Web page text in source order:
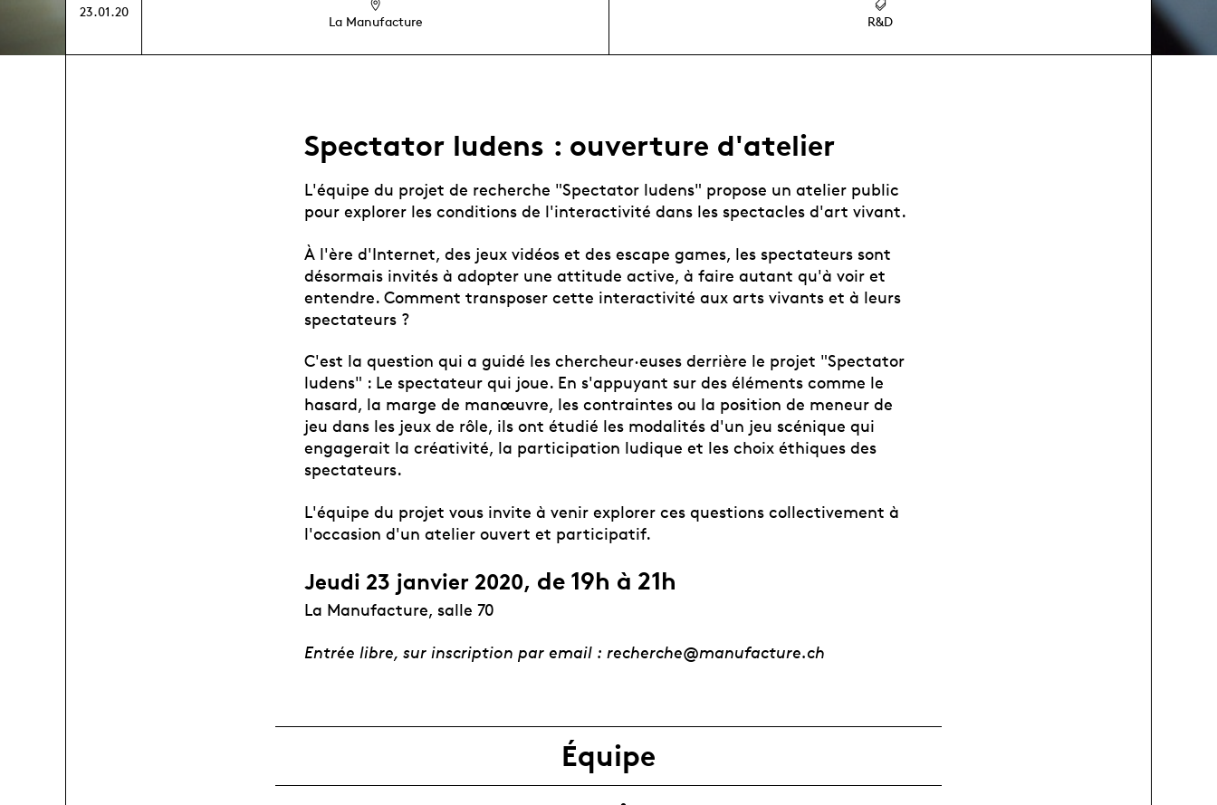
23.01.20
La Manufacture R&D
Spectator ludens : ouverture d'atelier
L'équipe du projet de recherche "Spectator ludens" propose un atelier public
pour explorer les conditions de l'interactivité dans les spectacles d'art vivant.
À l'ère d'Internet, des jeux vidéos et des escape games, les spectateurs sont
désormais invités à adopter une attitude active, à faire autant qu'à voir et
entendre. Comment transposer cette interactivité aux arts vivants et à leurs
spectateurs ?
C'est la question qui a guidé les chercheur·euses derrière le projet "Spectator
ludens" : Le spectateur qui joue. En s'appuyant sur des éléments comme le
hasard, la marge de manœuvre, les contraintes ou la position de meneur de
jeu dans les jeux de rôle, ils ont étudié les modalités d'un jeu scénique qui
engagerait la créativité, la participation ludique et les choix éthiques des
spectateurs.
L'équipe du projet vous invite à venir explorer ces questions collectivement à
l'occasion d'un atelier ouvert et participatif.
Jeudi 23 janvier 2020, de 19h à 21h
La Manufacture, salle 70
Entrée libre, sur inscription par email : recherche@manufacture.ch
Équipe